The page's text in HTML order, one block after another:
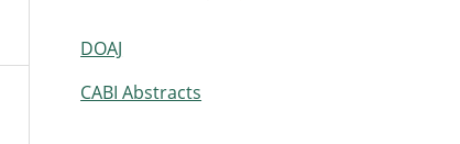
DOAJ
CABI Abstracts